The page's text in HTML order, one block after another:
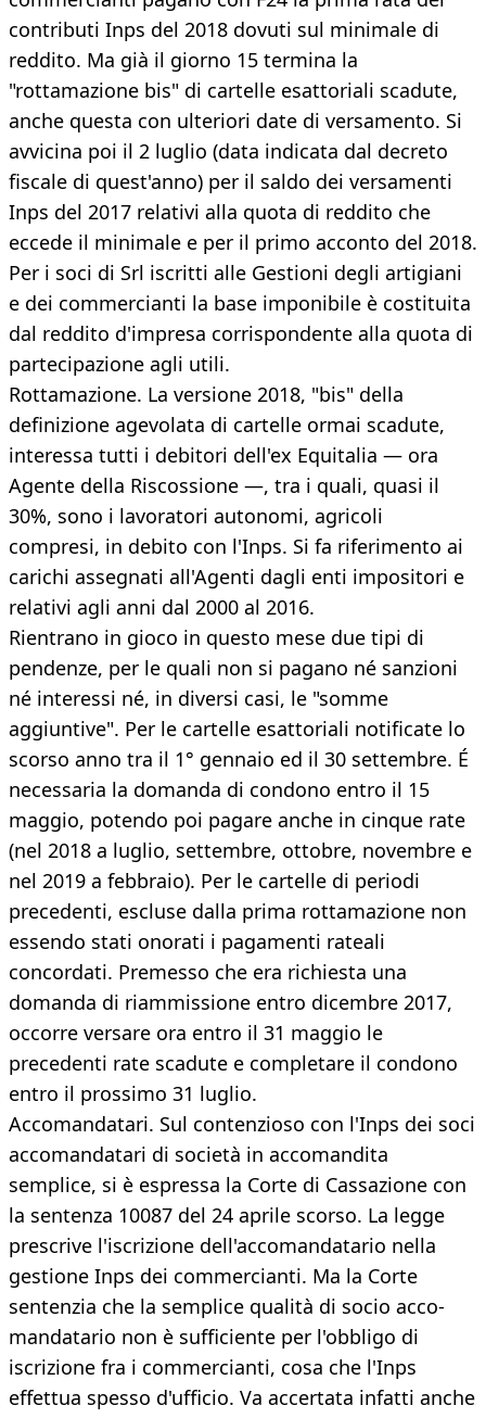
contributi Inps del 2018 dovuti sul minimale di
reddito. Ma già il giorno 15 termina la
"rottamazione bis" di cartelle esattoriali scadute,
anche questa con ulteriori date di versamento. Si
avvicina poi il 2 luglio (data indicata dal decreto
fiscale di quest'anno) per il saldo dei versamenti
Inps del 2017 relativi alla quota di reddito che
eccede il minimale e per il primo acconto del 2018.
Per i soci di Srl iscritti alle Gestioni degli artigiani
e dei commercianti la base imponibile è costituita
dal reddito d'impresa corrispondente alla quota di
partecipazione agli utili.
Rottamazione. La versione 2018, "bis" della
definizione agevolata di cartelle ormai scadute,
interessa tutti i debitori dell'ex Equitalia — ora
Agente della Riscossione —, tra i quali, quasi il
30%, sono i lavoratori autonomi, agricoli
compresi, in debito con l'Inps. Si fa riferimento ai
carichi assegnati all'Agenti dagli enti impositori e
relativi agli anni dal 2000 al 2016.
Rientrano in gioco in questo mese due tipi di
pendenze, per le quali non si pagano né sanzioni
né interessi né, in diversi casi, le "somme
aggiuntive". Per le cartelle esattoriali notificate lo
scorso anno tra il 1° gennaio ed il 30 settembre. É
necessaria la domanda di condono entro il 15
maggio, potendo poi pagare anche in cinque rate
(nel 2018 a luglio, settembre, ottobre, novembre e
nel 2019 a febbraio). Per le cartelle di periodi
precedenti, escluse dalla prima rottamazione non
essendo stati onorati i pagamenti rateali
concordati. Premesso che era richiesta una
domanda di riammissione entro dicembre 2017,
occorre versare ora entro il 31 maggio le
precedenti rate scadute e completare il condono
entro il prossimo 31 luglio.
Accomandatari. Sul contenzioso con l'Inps dei soci
accomandatari di società in accomandita
semplice, si è espressa la Corte di Cassazione con
la sentenza 10087 del 24 aprile scorso. La legge
prescrive l'iscrizione dell'accomandatario nella
gestione Inps dei commercianti. Ma la Corte
sentenzia che la semplice qualità di socio acco-
mandatario non è sufficiente per l'obbligo di
iscrizione fra i commercianti, cosa che l'Inps
effettua spesso d'ufficio. Va accertata infatti anche